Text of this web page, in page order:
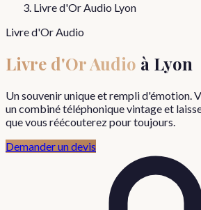
Livre d'Or Audio Lyon
Livre d'Or Audio
Livre d'Or Audio à Lyon
Un souvenir unique et rempli d'émotion.
un combiné téléphonique vintage et
que vous réécouterez pour toujours.
Demander un devis